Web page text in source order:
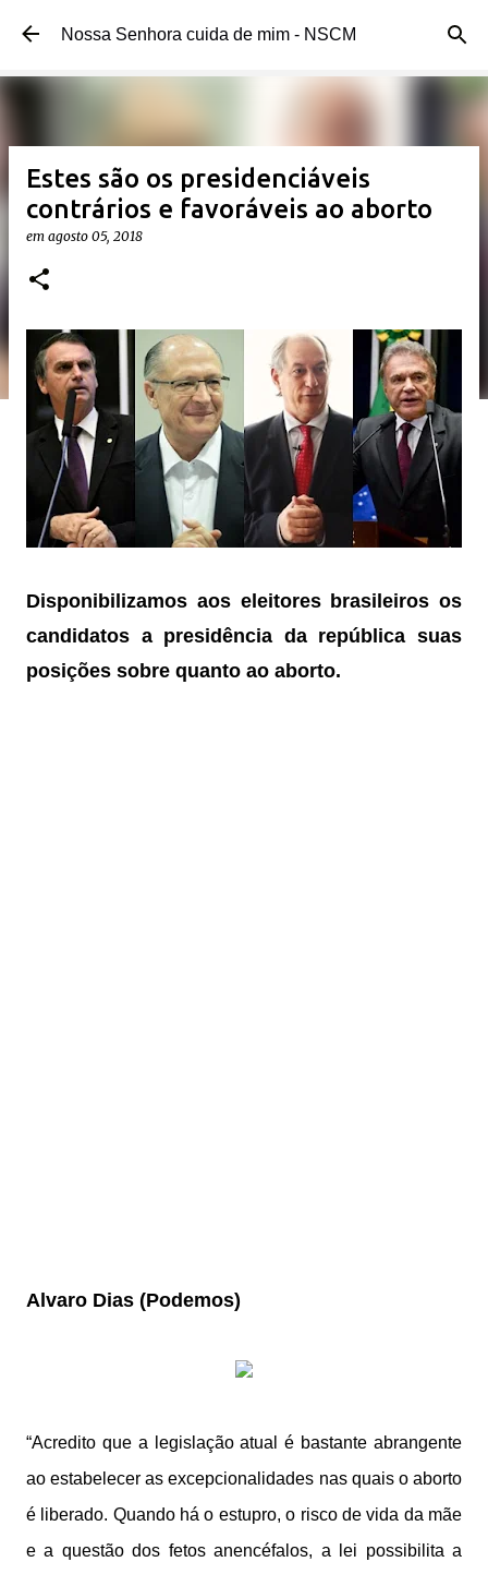
Pular para o conteúdo principal
Nossa Senhora cuida de mim - NSCM
Estes são os presidenciáveis
contrários e favoráveis ao aborto
em agosto 05, 2018
Disponibilizamos aos eleitores brasileiros os
candidatos a presidência da república suas
posições sobre quanto ao aborto.
Alvaro Dias (Podemos)
“Acredito que a legislação atual é bastante abrangente
ao estabelecer as excepcionalidades nas quais o aborto
é liberado. Quando há o estupro, o risco de vida da mãe
e a questão dos fetos anencéfalos, a lei possibilita a